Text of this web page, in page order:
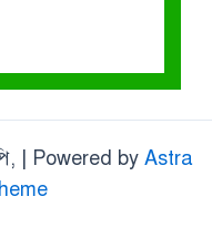
| Powered by Astra